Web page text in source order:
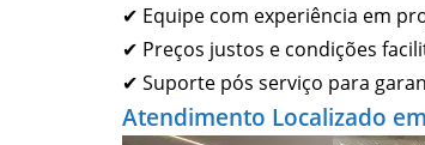
✔ Equipe com experiência em
✔ Preços justos e condições
✔ Suporte pós serviço para
Atendimento Localizado